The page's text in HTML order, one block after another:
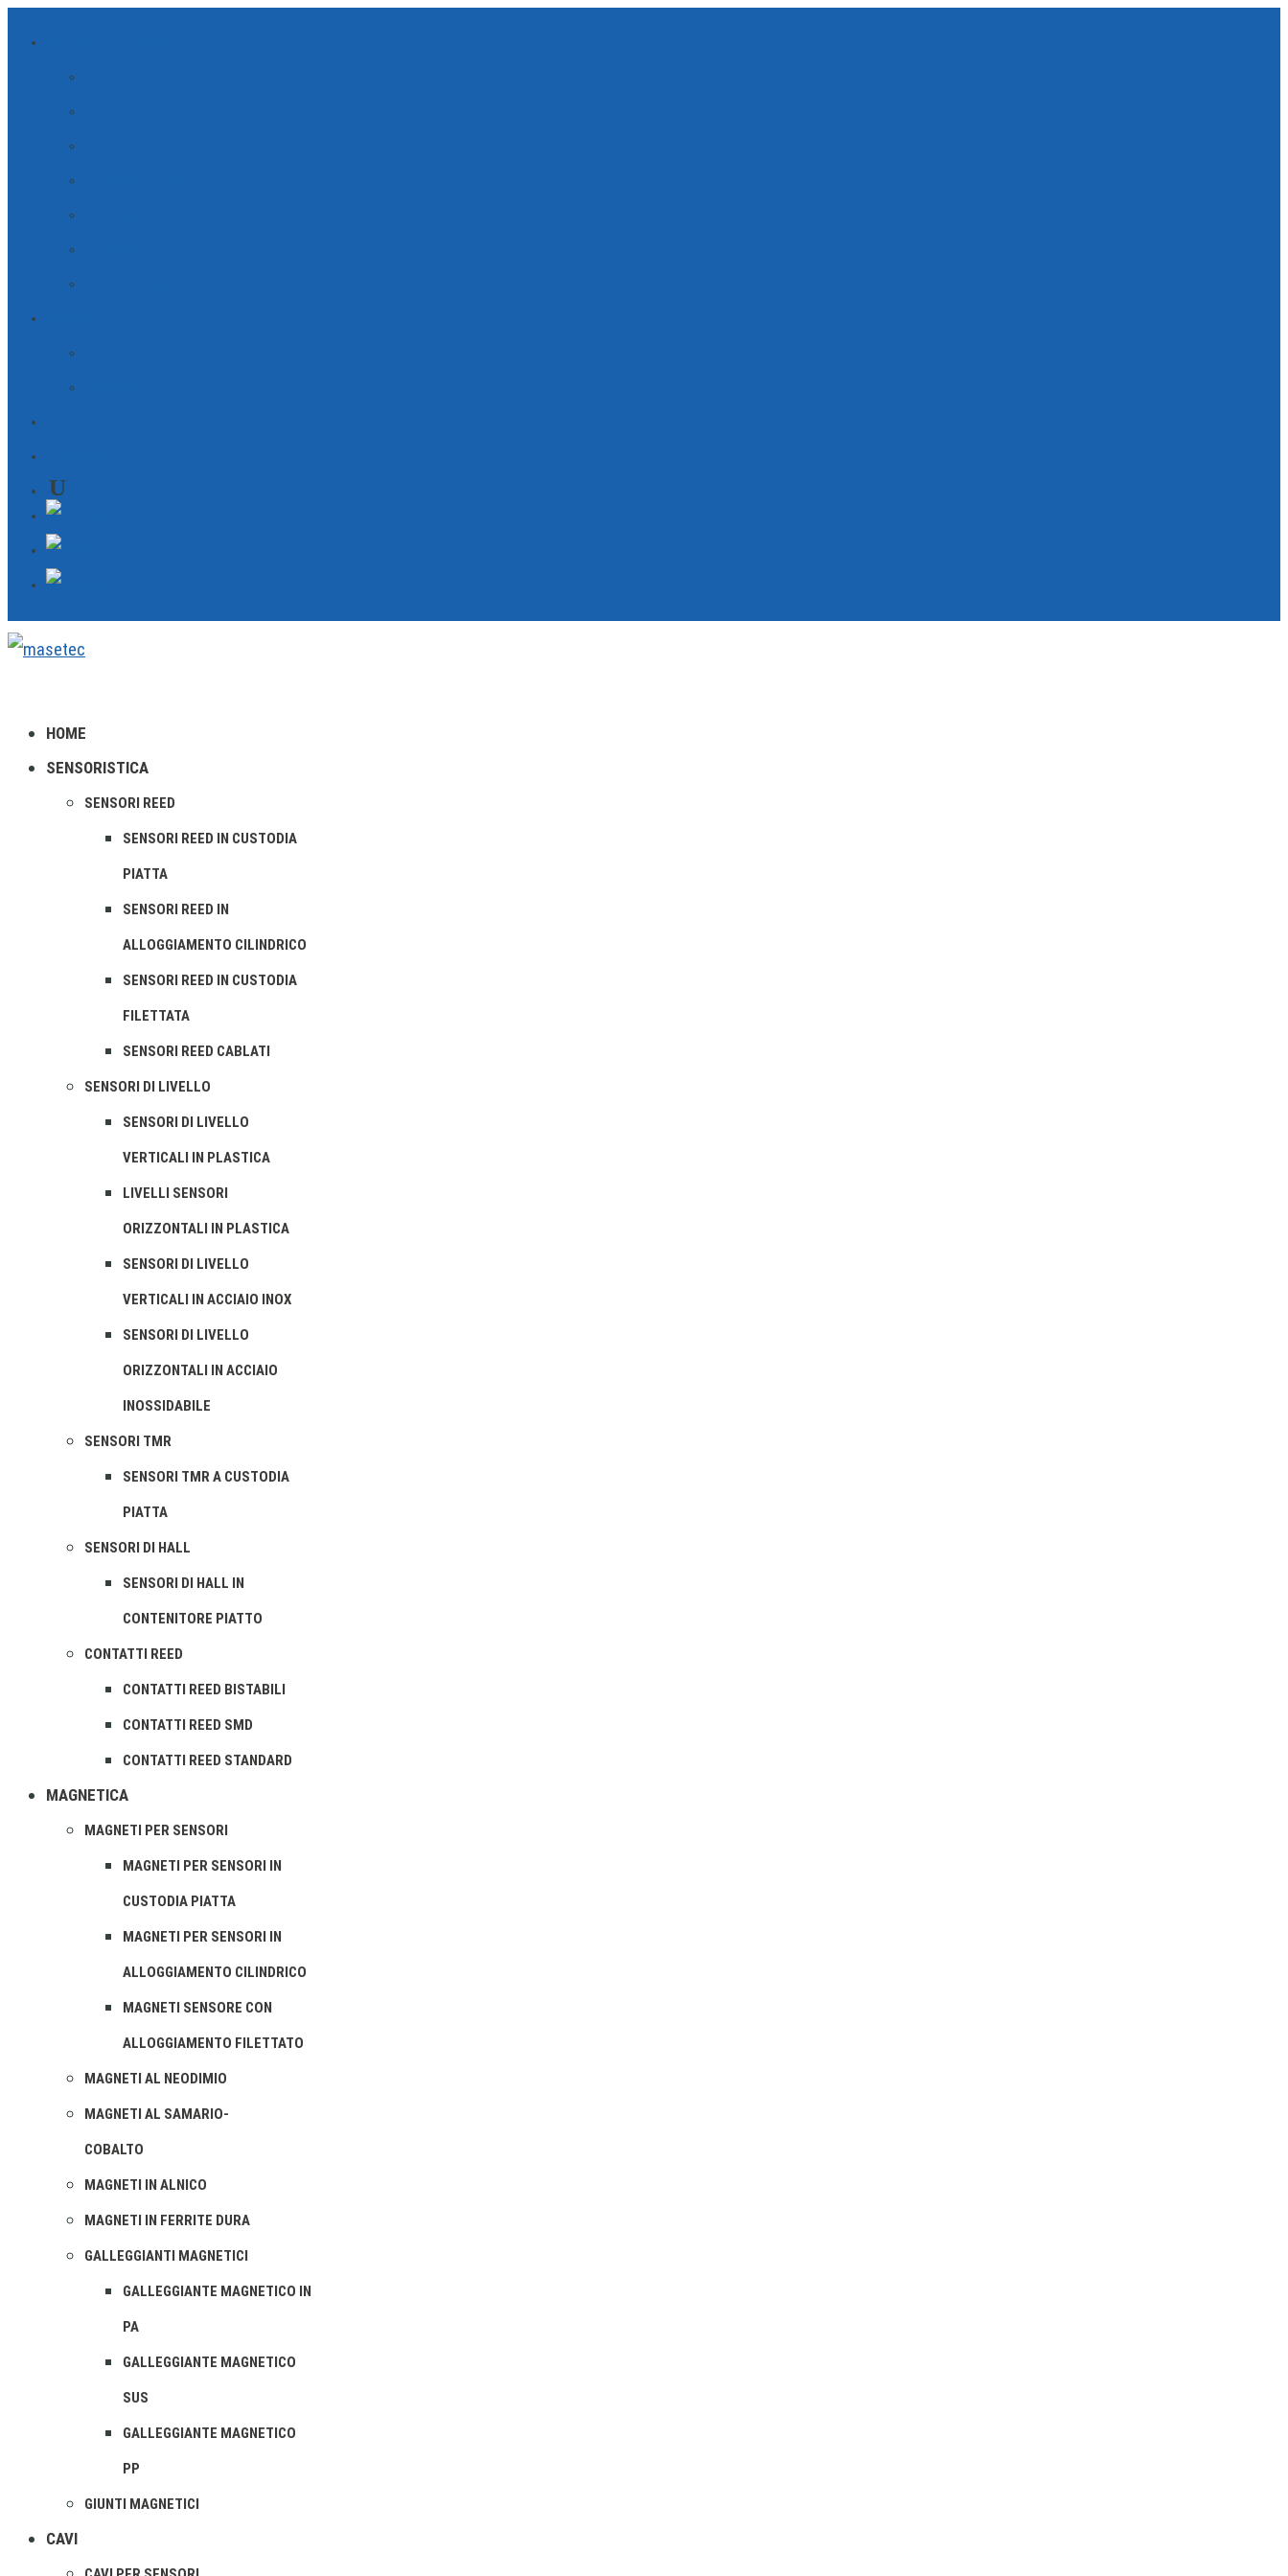
HOME
SENSORISTICA
SENSORI REED
SENSORI REED IN CUSTODIA
PIATTA
SENSORI REED IN
ALLOGGIAMENTO CILINDRICO
SENSORI REED IN CUSTODIA
FILETTATA
SENSORI REED CABLATI
SENSORI DI LIVELLO
SENSORI DI LIVELLO
VERTICALI IN PLASTICA
LIVELLI SENSORI
ORIZZONTALI IN PLASTICA
SENSORI DI LIVELLO
VERTICALI IN ACCIAIO INOX
SENSORI DI LIVELLO
ORIZZONTALI IN ACCIAIO
INOSSIDABILE
SENSORI TMR
SENSORI TMR A CUSTODIA
PIATTA
SENSORI DI HALL
SENSORI DI HALL IN
CONTENITORE PIATTO
CONTATTI REED
CONTATTI REED BISTABILI
CONTATTI REED SMD
CONTATTI REED STANDARD
MAGNETICA
MAGNETI PER SENSORI
MAGNETI PER SENSORI IN
CUSTODIA PIATTA
MAGNETI PER SENSORI IN
ALLOGGIAMENTO CILINDRICO
MAGNETI SENSORE CON
ALLOGGIAMENTO FILETTATO
MAGNETI AL NEODIMIO
MAGNETI AL SAMARIO-
COBALTO
MAGNETI IN ALNICO
MAGNETI IN FERRITE DURA
GALLEGGIANTI MAGNETICI
GALLEGGIANTE MAGNETICO IN
PA
GALLEGGIANTE MAGNETICO
SUS
GALLEGGIANTE MAGNETICO
PP
GIUNTI MAGNETICI
CAVI